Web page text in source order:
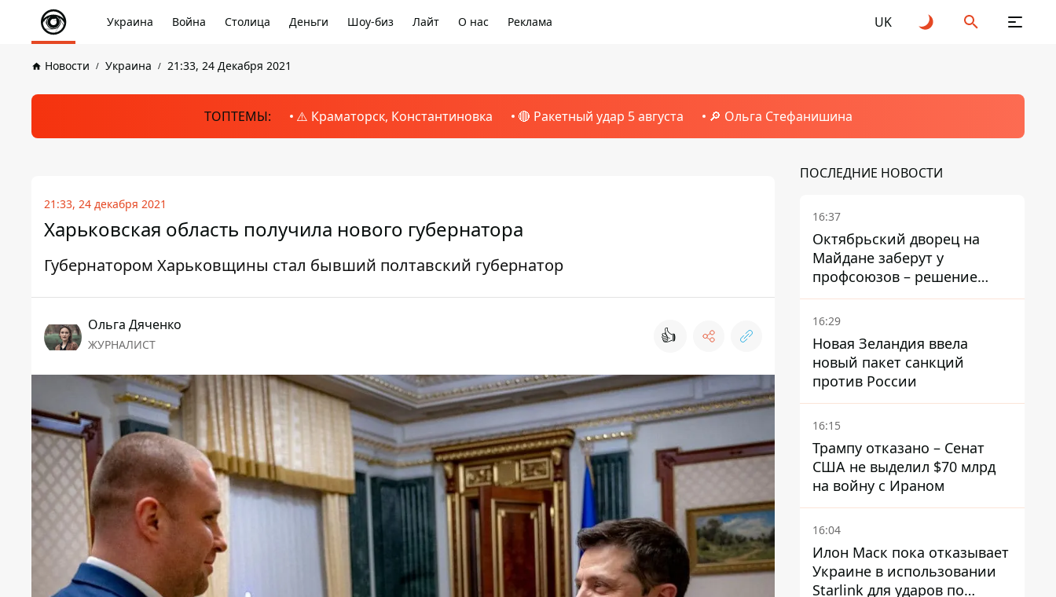
Украина Война Столица Деньги Шоу-биз Лайт О нас Реклама UK
Новости Украина 21:33, 24 Декабря 2021
ТОПТЕМЫ: ⚠️ Краматорск, Константиновка 🔴 Ракетный удар 5 августа 🔎 Ольга Стефанишина
21:33, 24 декабря 2021
Харьковская область получила нового губернатора
Губернатором Харьковщины стал бывший полтавский губернатор
Ольга Дяченко
ЖУРНАЛИСТ 👍
ПОСЛЕДНИЕ НОВОСТИ
16:37
Октябрьский дворец на
Майдане заберут у
профсоюзов – решение
Хозяйственного суда
16:29
Новая Зеландия ввела
новый пакет санкций
против России
16:15
Трампу отказано – Сенат
США не выделил $70 млрд
на войну с Ираном
16:04
Илон Маск пока отказывает
Украине в использовании
Starlink для ударов по